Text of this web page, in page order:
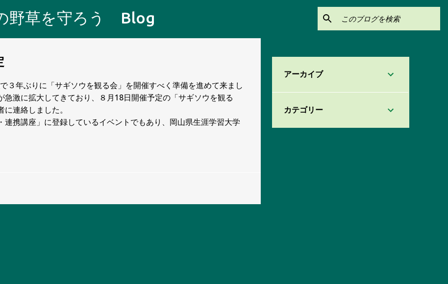
スキップしてメイン コンテンツに移動
野草を守ろう Blog
３年ぶりに「サギソウを観る会」を開催すべく準備を進めて来まし
激に拡大してきており、８月18日開催予定の「サギソウを観る
連絡しました。
携講座」に登録しているイベントでもあり、岡山県生涯学習大学
アーカイブ
カテゴリー